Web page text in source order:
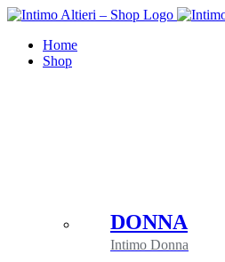
Salta
contenutoHome
Shop
DONNA
Intimo Donna